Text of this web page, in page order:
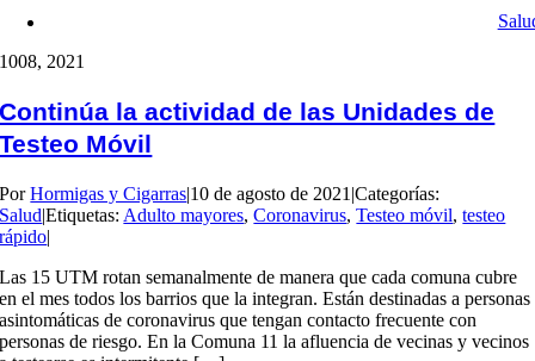
1008, 2021
Continúa la actividad de las Unidades de
Testeo Móvil
PorHormigas y Cigarras|10 de agosto de 2021 |Categorías:
Salud|Etiquetas: Adulto mayores,Coronavirus,Testeo móvil,testeo
rápido|
Las 15 UTM rotan semanalmente de manera que cada comuna cubre
en el mes todos los barrios que la integran. Están destinadas a personas
asintomáticas de coronavirus que tengan contacto frecuente con
personas de riesgo. En la Comuna 11 la afluencia de vecinas y vecinos